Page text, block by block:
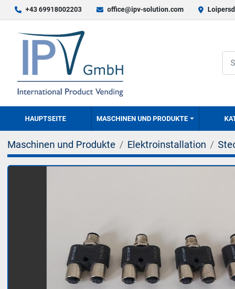
+43 69918002203 office@ipv-solution.com
HAUPTSEITE MASCHINEN UND PRODUKTE
Maschinen und Produkte Elektroinstallation